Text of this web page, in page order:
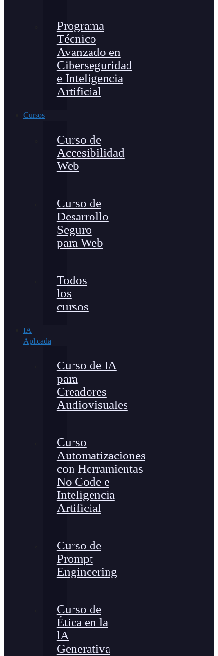
Programa
Técnico
Avanzado en
Ciberseguridad
e Inteligencia
Artificial
Cursos
Curso de
Accesibilidad
Web
Curso de
Desarrollo
Seguro
para Web
Todos
los
cursos
IA
Aplicada
Curso de IA
para
Creadores
Audiovisuales
Curso
Automatizaciones
con Herramientas
No Code e
Inteligencia
Artificial
Curso de
Prompt
Engineering
Curso de
Ética en la
lA
Generativa